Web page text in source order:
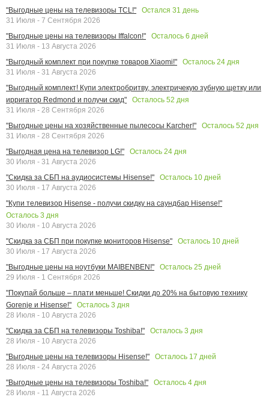
"Выгодные цены на телевизоры TCL!"
Остался 31 день
31 Июля - 7 Сентября 2026
"Выгодные цены на телевизоры Iffalcon!"
Осталось 6 дней
31 Июля - 13 Августа 2026
"Выгодный комплект при покупке товаров Xiaomi!"
Осталось 24 дня
31 Июля - 31 Августа 2026
"Выгодный комплект! Купи электробритву, электричекую зубную щетку или
ирригатор Redmond и получи скид"
Осталось 52 дня
31 Июля - 28 Сентября 2026
"Выгодные цены на хозяйственные пылесосы Karcher!"
Осталось 52 дня
31 Июля - 28 Сентября 2026
"Выгодная цена на телевизор LG!"
Осталось 24 дня
30 Июля - 31 Августа 2026
"Скидка за СБП на аудиосистемы Hisense!"
Осталось 10 дней
30 Июля - 17 Августа 2026
"Купи телевизор Hisense - получи скидку на саундбар Hisense!"
Осталось 3 дня
30 Июля - 10 Августа 2026
"Скидка за СБП при покупке мониторов Hisense"
Осталось 10 дней
30 Июля - 17 Августа 2026
"Выгодные цены на ноутбуки MAIBENBEN!"
Осталось 25 дней
29 Июля - 1 Сентября 2026
"Покупай больше – плати меньше! Скидки до 20% на бытовую технику
Gorenje и Hisense!"
Осталось 3 дня
28 Июля - 10 Августа 2026
"Скидка за СБП на телевизоры Toshiba!"
Осталось 3 дня
28 Июля - 10 Августа 2026
"Выгодные цены на телевизоры Hisense!"
Осталось 17 дней
28 Июля - 24 Августа 2026
"Выгодные цены на телевизоры Toshiba!"
Осталось 4 дня
28 Июля - 11 Августа 2026